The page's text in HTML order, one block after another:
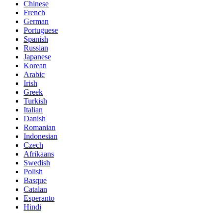
Chinese
French
German
Portuguese
Spanish
Russian
Japanese
Korean
Arabic
Irish
Greek
Turkish
Italian
Danish
Romanian
Indonesian
Czech
Afrikaans
Swedish
Polish
Basque
Catalan
Esperanto
Hindi